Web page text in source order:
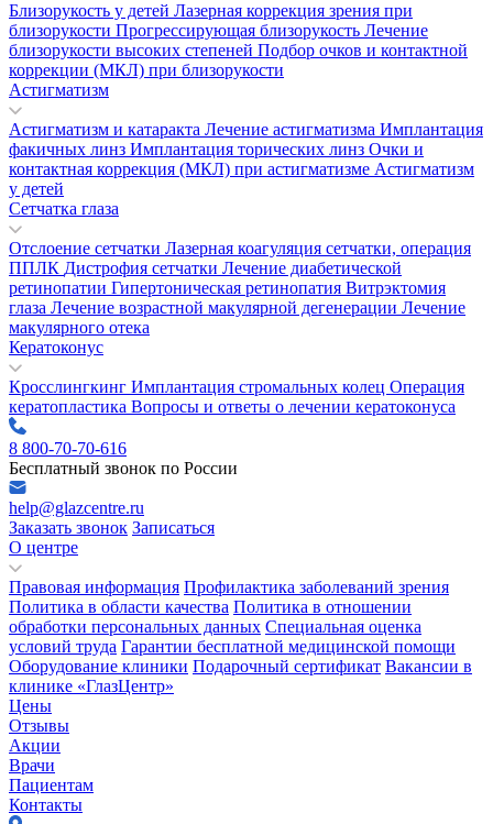
Близорукость у детей Лазерная коррекция зрения при
близорукости Прогрессирующая близорукость Лечение
близорукости высоких степеней Подбор очков и контактной
коррекции (МКЛ) при близорукости
Астигматизм
Астигматизм и катаракта Лечение астигматизма Имплантация
факичных линз Имплантация торических линз Очки и
контактная коррекция (МКЛ) при астигматизме Астигматизм
у детей
Сетчатка глаза
Отслоение сетчатки Лазерная коагуляция сетчатки, операция
ППЛК Дистрофия сетчатки Лечение диабетической
ретинопатии Гипертоническая ретинопатия Витрэктомия
глаза Лечение возрастной макулярной дегенерации Лечение
макулярного отека
Кератоконус
Кросслингкинг Имплантация стромальных колец Операция
кератопластика Вопросы и ответы о лечении кератоконуса
8 800-70-70-616
Бесплатный звонок по России
help@glazcentre.ru
Заказать звонок Записаться
О центре
Правовая информация Профилактика заболеваний зрения
Политика в области качества Политика в отношении
обработки персональных данных Специальная оценка
условий труда Гарантии бесплатной медицинской помощи
Оборудование клиники Подарочный сертификат Вакансии в
клинике «ГлазЦентр»
Цены
Отзывы
Акции
Врачи
Пациентам
Контакты